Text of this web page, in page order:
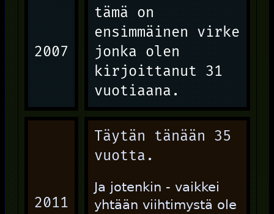
2007
tämä on
ensimmäinen virke
jonka olen
kirjoittanut 31
vuotiaana.
2011
Täytän tänään 35
vuotta.
Ja jotenkin - vaikkei
yhtään viihtimystä ole